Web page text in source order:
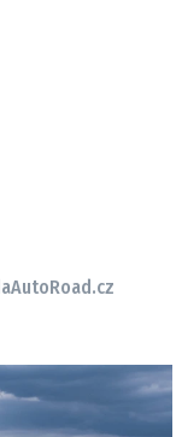
AutoRoad.cz